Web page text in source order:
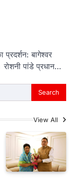
बागेश्वर
पांडे प्रधान…
View All